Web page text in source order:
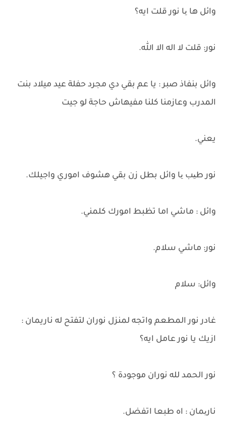
وائل ها یا نور قلت ايه؟
نور: قلت لا اله الا الله.
وائل بنفاذ صبر : يا عم بقي دي مجرد حفلة عيد ميلاد بنت
المدرب وعازمنا كلنا مفيهاش حاجة لو جيت
يعني.
نور طیب یا وائل بطل زن بقي هشوف اموري واجيلك.
وائل : ماشي اما تظبط امورك كلمني.
نور: ماشي سلام.
وائل: سلام
غادر نور المطعم واتجه لمنزل نوران لتفتح له ناريمان :
ازيك يا نور عامل ايه؟
نور الحمد لله نوران موجودة ؟
ناریمان : اه طبعا اتفضل.